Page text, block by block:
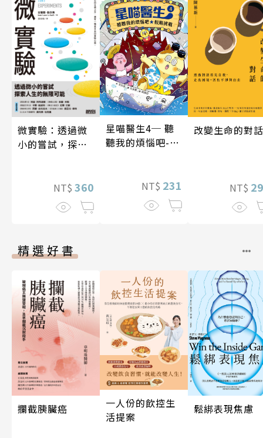
微實驗：透過微
小的嘗試，探索
NT$ 360
星喵醫生4─ 聽
聽我的煩惱吧-假
NT$ 231
改變生命的對話
NT$
精選好書
攔截胰臟癌
一人份的飲控生
活提案
鬆綁表現焦慮